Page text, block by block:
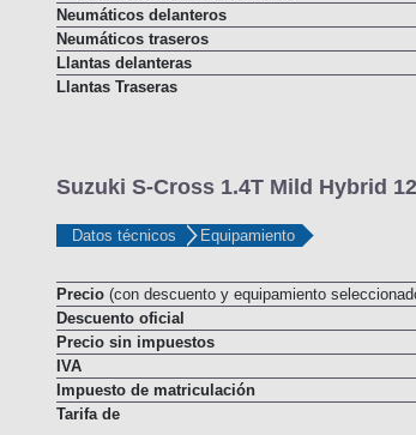
Diámetro de giro entre bordillos
Neumáticos delanteros
Neumáticos traseros
Llantas delanteras
Suzuki S-Cross 1.4T Mild Hybrid
Precio(con descuento y equipamiento
Descuento oficial
Precio sin impuestos
IVA
Impuesto de matriculación